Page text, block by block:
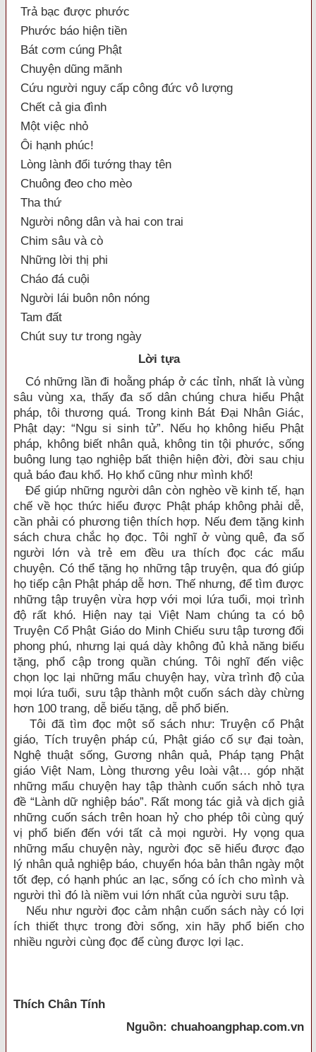
Trả bạc được phước
Phước báo hiện tiền
Bát cơm cúng Phật
Chuyện dũng mãnh
Cứu người nguy cấp công đức vô lượng
Chết cả gia đình
Một việc nhỏ
Ôi hạnh phúc!
Lòng lành đổi tướng thay tên
Chuông đeo cho mèo
Tha thứ
Người nông dân và hai con trai
Chim sâu và cò
Những lời thị phi
Cháo đá cuội
Người lái buôn nôn nóng
Tam đất
Chút suy tư trong ngày
Lời tựa
Có những lần đi hoằng pháp ở các tỉnh, nhất là vùng
sâu vùng xa, thấy đa số dân chúng chưa hiểu Phật
pháp, tôi thương quá. Trong kinh Bát Đại Nhân Giác,
Phật dạy: “Ngu si sinh tử”. Nếu họ không hiểu Phật
pháp, không biết nhân quả, không tin tội phước, sống
buông lung tạo nghiệp bất thiện hiện đời, đời sau chịu
quả báo đau khổ. Họ khổ cũng như mình khổ!
Để giúp những người dân còn nghèo về kinh tế, hạn
chế về học thức hiểu được Phật pháp không phải dễ,
cần phải có phương tiện thích hợp. Nếu đem tặng kinh
sách chưa chắc họ đọc. Tôi nghĩ ở vùng quê, đa số
người lớn và trẻ em đều ưa thích đọc các mẩu
chuyện. Có thể tặng họ những tập truyện, qua đó giúp
họ tiếp cận Phật pháp dễ hơn. Thế nhưng, để tìm được
những tập truyện vừa hợp với mọi lứa tuổi, mọi trình
độ rất khó. Hiện nay tại Việt Nam chúng ta có bộ
Truyện Cổ Phật Giáo do Minh Chiếu sưu tập tương đối
phong phú, nhưng lại quá dày không đủ khả năng biếu
tặng, phổ cập trong quần chúng. Tôi nghĩ đến việc
chọn lọc lại những mẩu chuyện hay, vừa trình độ của
mọi lứa tuổi, sưu tập thành một cuốn sách dày chừng
hơn 100 trang, dễ biếu tặng, dễ phổ biến.
Tôi đã tìm đọc một số sách như: Truyện cổ Phật
giáo, Tích truyện pháp cú, Phật giáo cố sự đại toàn,
Nghệ thuật sống, Gương nhân quả, Pháp tạng Phật
giáo Việt Nam, Lòng thương yêu loài vật… góp nhặt
những mẩu chuyện hay tập thành cuốn sách nhỏ tựa
đề “Lành dữ nghiệp báo”. Rất mong tác giả và dịch giả
những cuốn sách trên hoan hỷ cho phép tôi cùng quý
vị phổ biến đến với tất cả mọi người. Hy vọng qua
những mẩu chuyện này, người đọc sẽ hiểu được đạo
lý nhân quả nghiệp báo, chuyển hóa bản thân ngày một
tốt đẹp, có hạnh phúc an lạc, sống có ích cho mình và
người thì đó là niềm vui lớn nhất của người sưu tập.
Nếu như người đọc cảm nhận cuốn sách này có lợi
ích thiết thực trong đời sống, xin hãy phổ biến cho
nhiều người cùng đọc để cùng được lợi lạc.
Thích Chân Tính
Nguồn: chuahoangphap.com.vn